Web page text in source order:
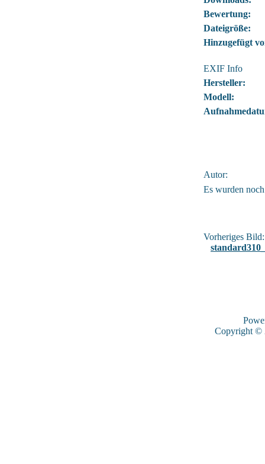
Bewertung:
Dateigröße:
Hinzugefügt
EXIF Info
Hersteller:
Modell:
Autor:
Es wurden
Vorheriges Bild:
Copyright ©